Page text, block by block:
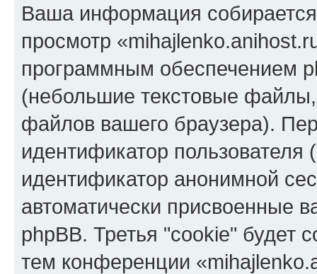
Ваша информация
просмотр
программным обеспечением
(небольшие текстовые
файлов вашего браузера).
идентификатор
идентификатор анонимной
автоматически присвоенные
phpBB. Третья "cookie" будет
тем конференции